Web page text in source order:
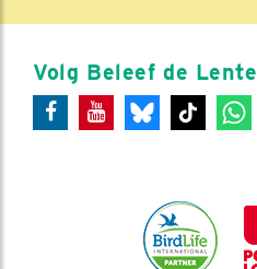
Volg Beleef de Lente